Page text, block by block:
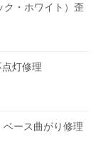
ク・ホワイト）歪
点灯修理
ベース曲がり修理